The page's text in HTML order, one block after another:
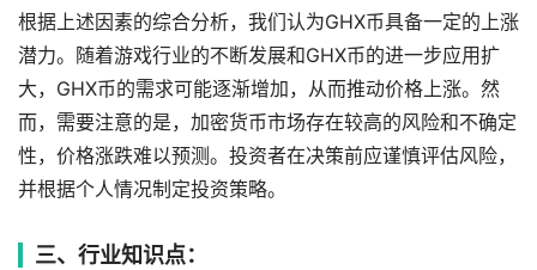
根据上述因素的综合分析，我们认为GHX币具备一定的上涨
潜力。随着游戏行业的不断发展和GHX币的进一步应用扩
大，GHX币的需求可能逐渐增加，从而推动价格上涨。然
而，需要注意的是，加密货币市场存在较高的风险和不确定
性，价格涨跌难以预测。投资者在决策前应谨慎评估风险，
并根据个人情况制定投资策略。
三、行业知识点：